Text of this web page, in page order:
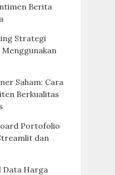
Berita
Strategi
Saham: Cara
Berkualitas
Portofolio
dan
Data Harga